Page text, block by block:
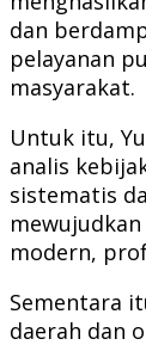
dan
pelayanan
masyarakat.
Untuk itu,
analis
sistematis
modern,
Sementara
daerah dan